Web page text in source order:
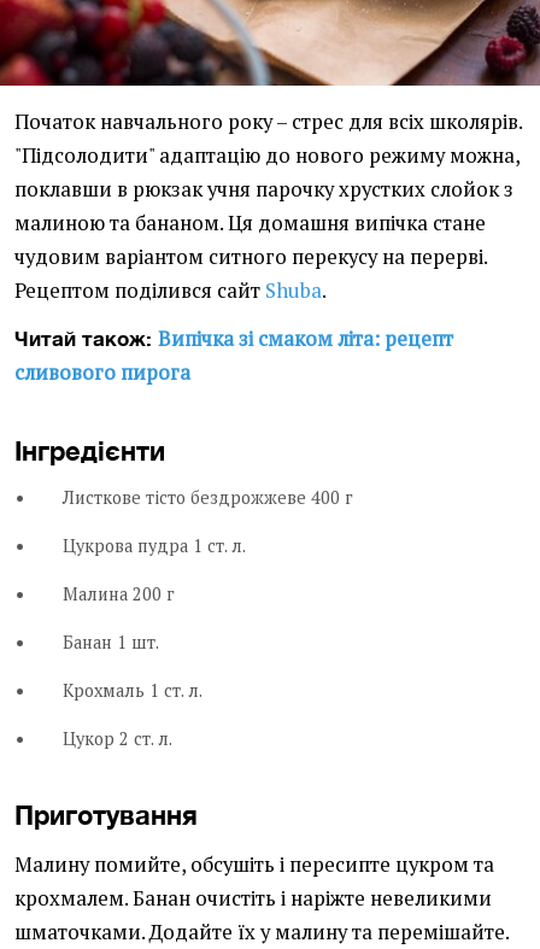
Початок навчального року – стрес для всіх школярів.
"Підсолодити" адаптацію до нового режиму можна,
поклавши в рюкзак учня парочку хрустких слойок з
малиною та бананом. Ця домашня випічка стане
чудовим варіантом ситного перекусу на перерві.
Рецептом поділився сайт Shuba.
Читай також: Випічка зі смаком літа: рецепт
сливового пирога
Інгредієнти
Листкове тісто бездрожжеве 400 г
Цукрова пудра 1 ст. л.
Малина 200 г
Банан 1 шт.
Крохмаль 1 ст. л.
Цукор 2 ст. л.
Приготування
Малину помийте, обсушіть і пересипте цукром та
крохмалем. Банан очистіть і наріжте невеликими
шматочками. Додайте їх у малину та перемішайте.